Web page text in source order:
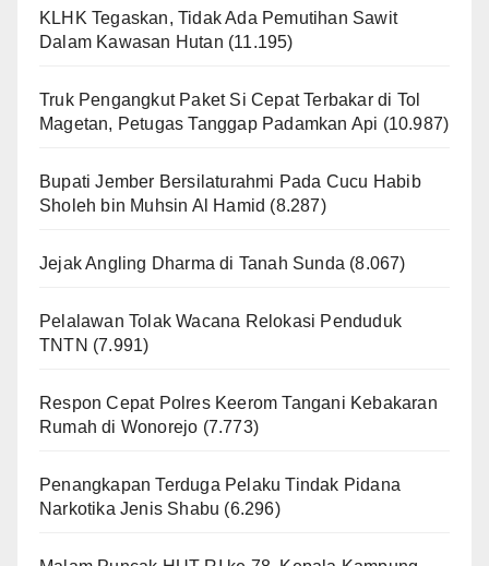
KLHK Tegaskan, Tidak Ada Pemutihan Sawit
Dalam Kawasan Hutan (11.195)
Truk Pengangkut Paket Si Cepat Terbakar di Tol
Magetan, Petugas Tanggap Padamkan Api (10.987)
Bupati Jember Bersilaturahmi Pada Cucu Habib
Sholeh bin Muhsin Al Hamid (8.287)
Jejak Angling Dharma di Tanah Sunda (8.067)
Pelalawan Tolak Wacana Relokasi Penduduk
TNTN (7.991)
Respon Cepat Polres Keerom Tangani Kebakaran
Rumah di Wonorejo (7.773)
Penangkapan Terduga Pelaku Tindak Pidana
Narkotika Jenis Shabu (6.296)